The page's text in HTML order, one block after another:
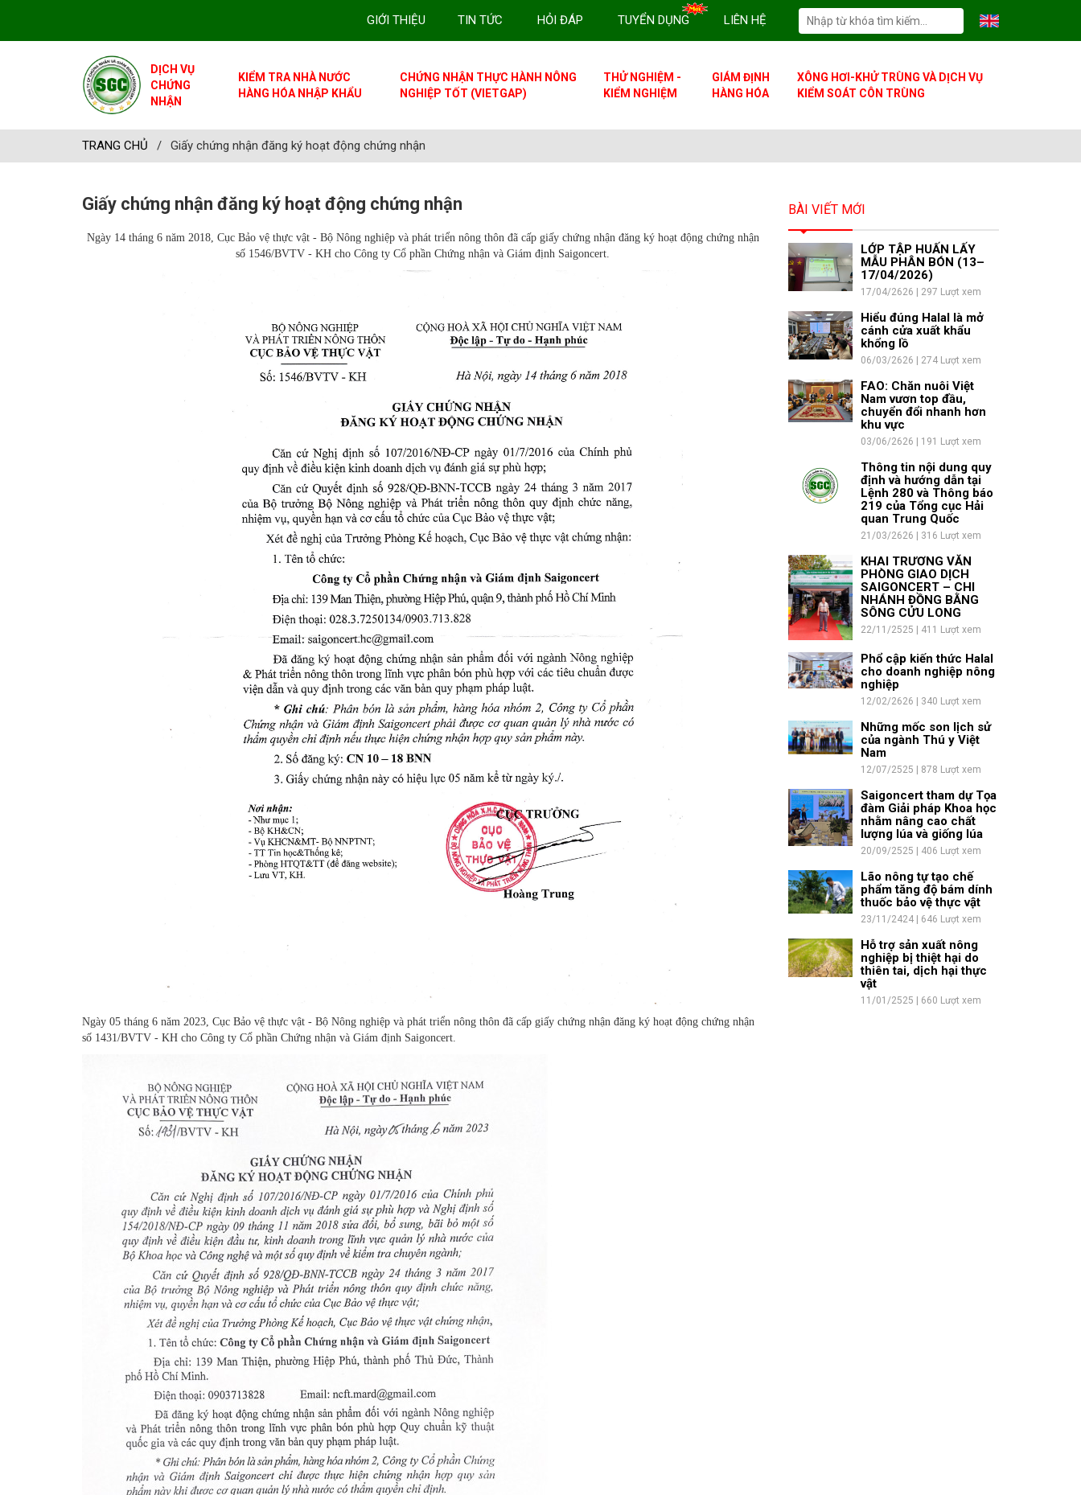
GIỚI THIỆU TIN TỨC HỎI ĐÁP TUYỂN DỤNG LIÊN HỆ
DỊCH VỤ
CHỨNG
NHẬN
KIỂM TRA NHÀ NƯỚC
HÀNG HÓA NHẬP KHẨU
CHỨNG NHẬN THỰC HÀNH NÔNG
NGHIỆP TỐT (VIETGAP)
THỬ NGHIỆM -
KIỂM NGHIỆM
GIÁM ĐỊNH
HÀNG HÓA
XÔNG HƠI-KHỬ TRÙNG VÀ DỊCH VỤ
KIỂM SOÁT CÔN TRÙNG
TRANG CHỦ / Giấy chứng nhận đăng ký hoạt động chứng nhận
Giấy chứng nhận đăng ký hoạt động chứng nhận
Ngày 14 tháng 6 năm 2018, Cục Bảo vệ thực vật - Bộ Nông nghiệp và phát triển nông thôn đã cấp giấy chứng nhận đăng ký hoạt động chứng nhận
số 1546/BVTV - KH cho Công ty Cổ phần Chứng nhận và Giám định Saigoncert.
Ngày 05 tháng 6 năm 2023, Cục Bảo vệ thực vật - Bộ Nông nghiệp và phát triển nông thôn đã cấp giấy chứng nhận đăng ký hoạt động chứng nhận
số 1431/BVTV - KH cho Công ty Cổ phần Chứng nhận và Giám định Saigoncert.
BÀI VIẾT MỚI
LỚP TẬP HUẤN LẤY
MẪU PHÂN BÓN (13–
17/04/2026)
17/04/2626 | 297 Lượt xem
Hiểu đúng Halal là mở
cánh cửa xuất khẩu
khổng lồ
06/03/2626 | 274 Lượt xem
FAO: Chăn nuôi Việt
Nam vươn top đầu,
chuyển đổi nhanh hơn
khu vực
03/06/2626 | 191 Lượt xem
Thông tin nội dung quy
định và hướng dẫn tại
Lệnh 280 và Thông báo
219 của Tổng cục Hải
quan Trung Quốc
21/03/2626 | 316 Lượt xem
KHAI TRƯƠNG VĂN
PHÒNG GIAO DỊCH
SAIGONCERT – CHI
NHÁNH ĐỒNG BẰNG
SÔNG CỬU LONG
22/11/2525 | 411 Lượt xem
Phổ cập kiến thức Halal
cho doanh nghiệp nông
nghiệp
12/02/2626 | 340 Lượt xem
Những mốc son lịch sử
của ngành Thú y Việt
Nam
12/07/2525 | 878 Lượt xem
Saigoncert tham dự Tọa
đàm Giải pháp Khoa học
nhằm nâng cao chất
lượng lúa và giống lúa
20/09/2525 | 406 Lượt xem
Lão nông tự tạo chế
phẩm tăng độ bám dính
thuốc bảo vệ thực vật
23/11/2424 | 646 Lượt xem
Hỗ trợ sản xuất nông
nghiệp bị thiệt hại do
thiên tai, dịch hại thực
vật
11/01/2525 | 660 Lượt xem